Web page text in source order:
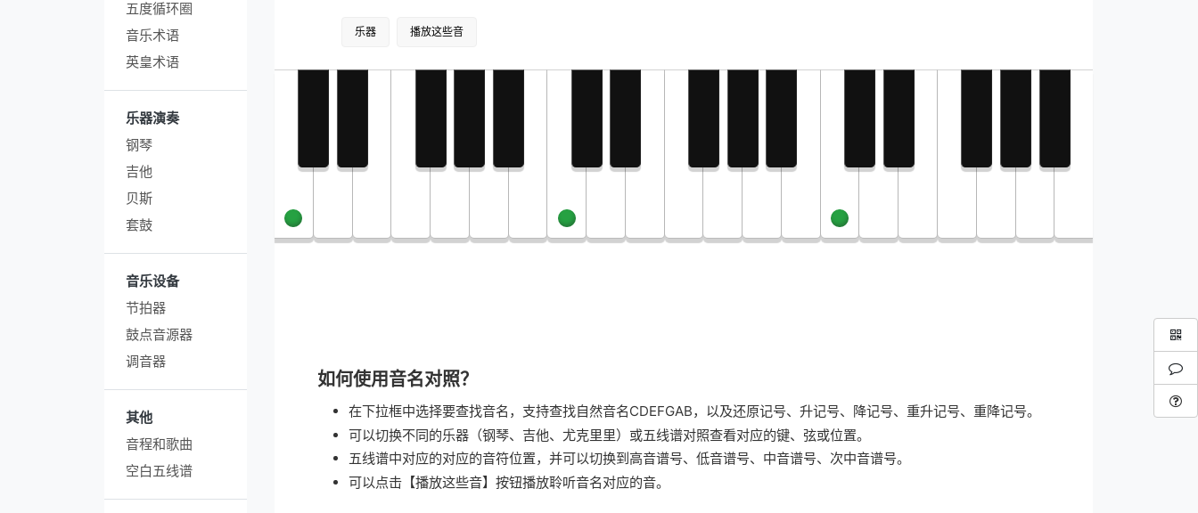
五度循环圈
音乐术语
英皇术语
乐器演奏
钢琴
吉他
贝斯
套鼓
音乐设备
节拍器
鼓点音源器
调音器
其他
音程和歌曲
空白五线谱
乐器 播放这些音
如何使用音名对照？
在下拉框中选择要查找音名，支持查找自然音名CDEFGAB，以及还原记号、升记号、降记号、重升记号、重降记号。
可以切换不同的乐器（钢琴、吉他、尤克里里）或五线谱对照查看对应的键、弦或位置。
五线谱中对应的对应的音符位置，并可以切换到高音谱号、低音谱号、中音谱号、次中音谱号。
可以点击【播放这些音】按钮播放聆听音名对应的音。